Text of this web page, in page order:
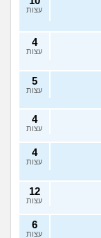
עצות
4
עצות
5
עצות
4
עצות
4
עצות
12
עצות
6
עצות